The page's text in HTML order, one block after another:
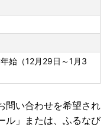
始（12月29日～1月3
問い合わせを希望され
」 または、ふるなび